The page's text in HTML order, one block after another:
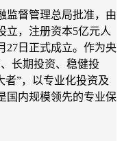
监督管理总局批准，由
立，注册资本5亿元人
27日正式成立。作为央
长期投资、稳健投
者”，以专业化投资及
国内规模领先的专业保